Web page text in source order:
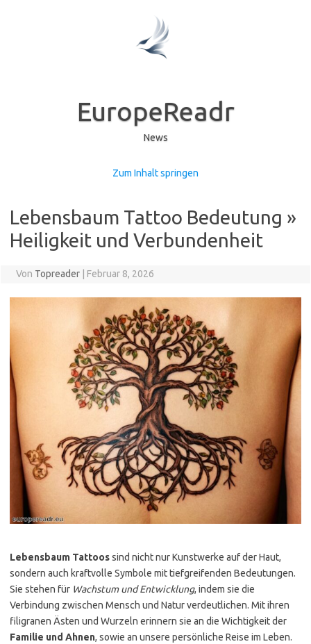
EuropeReadr
News
Zum Inhalt springen
Lebensbaum Tattoo Bedeutung »
Heiligkeit und Verbundenheit
Von Topreader Februar 8, 2026
Lebensbaum Tattoossind nicht nur Kunstwerke auf der Haut,
sondern auch kraftvolle Symbole mit tiefgreifenden Bedeutungen.
Sie stehen für Wachstum und Entwicklung, indem sie die
Verbindung zwischen Mensch und Natur verdeutlichen. Mit ihren
filigranen Ästen und Wurzeln erinnern sie an die Wichtigkeit der
Familie und Ahnen, sowie an unsere persönliche Reise im Leben.